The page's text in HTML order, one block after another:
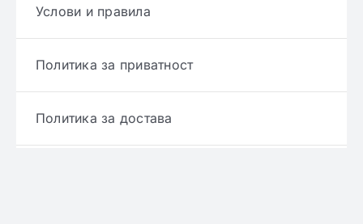
Услови и правила
Политика за приватност
Политика за достава